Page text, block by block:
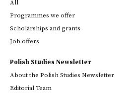
All
Programmes we offer
Scholarships and grants
Job offers
Polish Studies Newsletter
About the Polish Studies Newsletter
Editorial Team